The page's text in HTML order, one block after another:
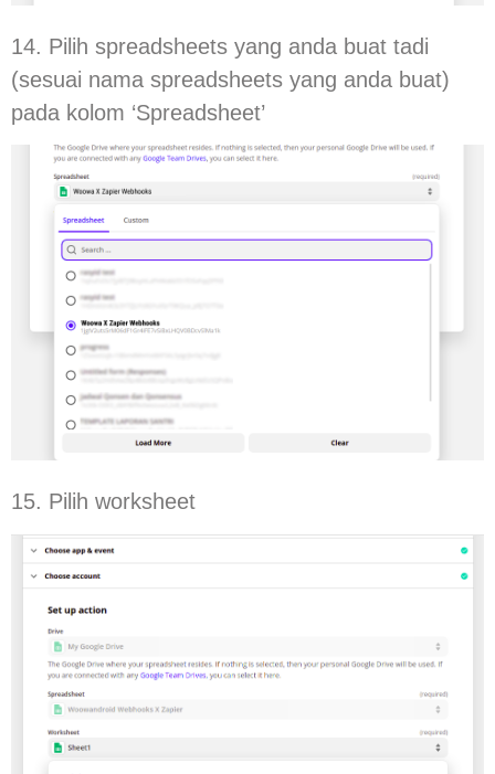
14. Pilih spreadsheets yang anda buat tadi
(sesuai nama spreadsheets yang anda buat)
pada kolom ‘Spreadsheet’
15. Pilih worksheet